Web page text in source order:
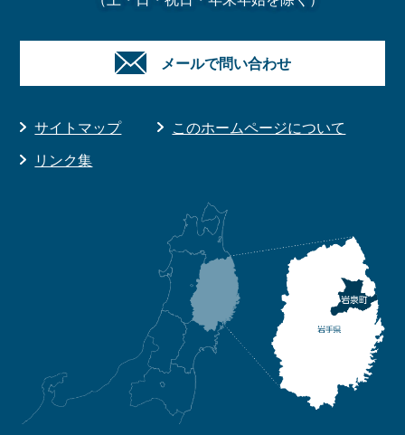
メールで問い合わせ
サイトマップ
このホームページについて
リンク集